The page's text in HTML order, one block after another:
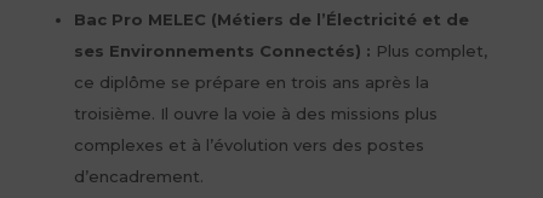
Bac Pro MELEC (Métiers de l’Électricité et de
ses Environnements Connectés) : Plus complet,
ce diplôme se prépare en trois ans après la
troisième. Il ouvre la voie à des missions plus
complexes et à l’évolution vers des postes
d’encadrement.